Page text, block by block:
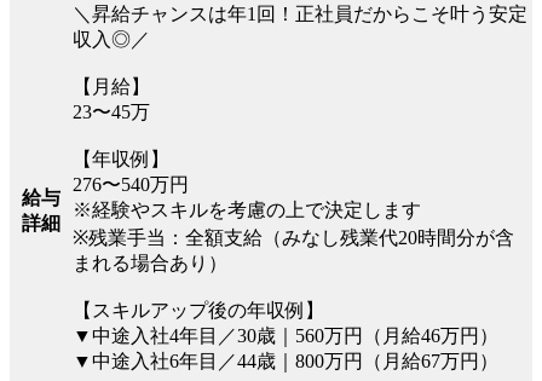
給与
詳細
＼昇給チャンスは年1回！正社員だからこそ叶う安定
収入◎／
【月給】
23〜45万
【年収例】
276〜540万円
※経験やスキルを考慮の上で決定します
※残業手当：全額支給（みなし残業代20時間分が含
まれる場合あり）
【スキルアップ後の年収例】
▼中途入社4年目／30歳｜560万円（月給46万円）
▼中途入社6年目／44歳｜800万円（月給67万円）